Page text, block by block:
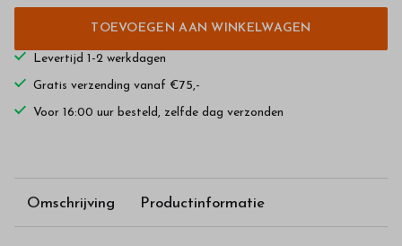
TOEVOEGEN AAN WINKELWAGEN
Levertijd 1-2 werkdagen
Gratis verzending vanaf €75,-
Voor 16:00 uur besteld, zelfde dag verzonden
Omschrijving Productinformatie